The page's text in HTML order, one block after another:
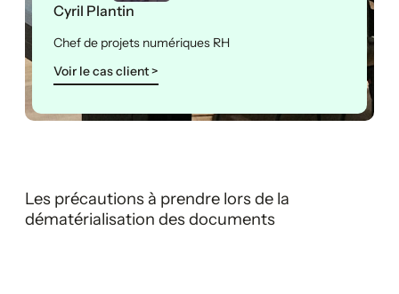
Cyril Plantin
Chef de projets numériques RH
Voir le cas client >
Les précautions à prendre lors de la
dématérialisation des documents